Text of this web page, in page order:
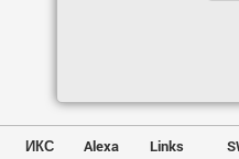
ИКС Alexa Links